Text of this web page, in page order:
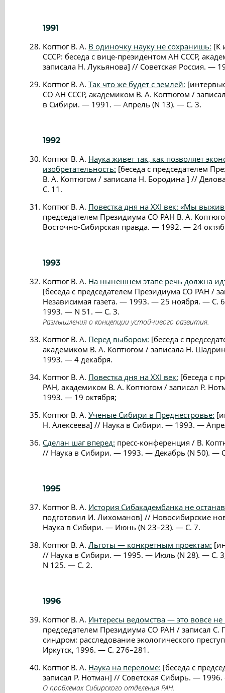
1991
Коптюг В. А. В одиночку науку не сохранишь: [К
СССР: беседа с вице-президентом АН СССР,
записала Н. Лукьянова] // Советская Россия. —
Коптюг В. А. Так что же будет с землей:
СО АН СССР, академиком В. А. Коптюгом /
в Сибири. — 1991. — Апрель (N 13). — С. 3.
1992
Коптюг В. А. Наука живет так, как позволяет
изобретательность: [беседа с председателем
В. А. Коптюгом / записала Н. Бородина ] //
С. 11.
Коптюг В. А. Повестка дня на XXI век: «Мы
председателем Президиума СО РАН В. А.
Восточно-Сибирская правда. — 1992. — 24
1993
Коптюг В. А. На нынешнем этапе речь должна
[беседа с председателем Президиума СО РАН /
Независимая газета. — 1993. — 25 ноября. — С.
1993. — N 51. — С. 3.
Размышления о концепции устойчивого развития.
Коптюг В. А. Перед выбором: [беседа с
академиком В. А. Коптюгом / записала Н.
1993. — 4 декабря.
Коптюг В. А. Повестка дня на XXI век: [беседа с
РАН, академиком В. А. Коптюгом / записал Р.
1993. — 19 октября;
Коптюг В. А. Ученые Сибири в Преднестровье:
Н. Алексеева] // Наука в Сибири. — 1993. —
Сделан шаг вперед: пресс-конференция / В.
// Наука в Сибири. — 1993. — Декабрь (N 50). —
1995
Коптюг В. А. История Сибакадембанка не
подготовил И. Лихоманов] // Новосибирские
Наука в Сибири. — Июнь (N 23–23). — С. 7.
Коптюг В. А. Льготы — конкретным проектам:
// Наука в Сибири. — 1995. — Июль (N 28). — С.
N 125. — С. 2.
1996
Коптюг В. А. Интересы ведомства — это вовсе
председателем Президиума СО РАН / записал С.
синдром: расследование экологического
Иркутск, 1996. — С. 276–281.
Коптюг В. А. Наука на переломе: [беседа с
записал Р. Нотман] // Советская Сибирь. —
О проблемах Сибирского отделения РАН.